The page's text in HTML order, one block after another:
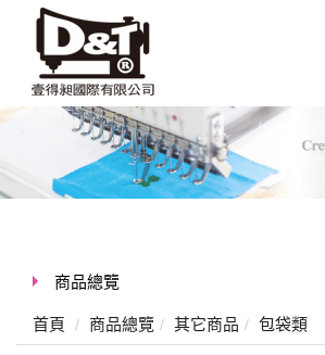
商品總覽
首頁 商品總覽 其它商品 包袋類